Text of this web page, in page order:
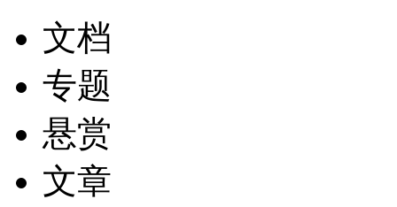
文档
专题
悬赏
文章